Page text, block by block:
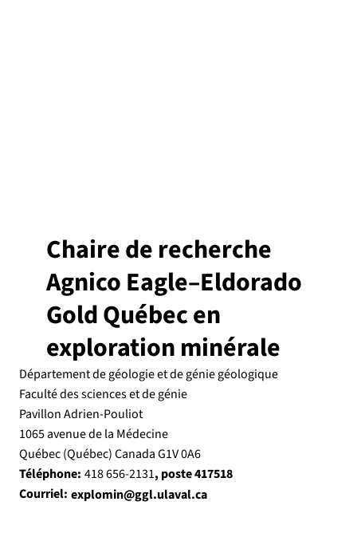
Chaire de recherche
Agnico Eagle–Eldorado
Gold Québec en
exploration minérale
Département de géologieet de génie géologique
Faculté des sciences et de génie
Pavillon Adrien-Pouliot
1065 avenue de la Médecine
Québec (Québec) Canada G1V 0A6
Téléphone: 418 656-2131
Courriel: explomin@ggl.ulaval.ca
, poste 417518